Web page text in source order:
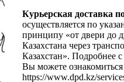
Курьерская доставка
осуществляется по
принципу «от двери до
Казахстана через
Казахстан».
Вы можете
https://www.dpd.kz/